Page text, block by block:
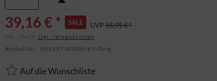
39,16 € * SALE UVP 55,95 € *
inkl. MwSt. zzgl. Versandkosten
Artikel-Nr.: 055357-00000-67-Orig
Auf die Wunschliste